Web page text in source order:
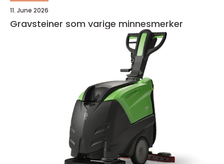
11. June 2026
Gravsteiner som varige minnesmerker